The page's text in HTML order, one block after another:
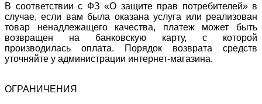
В соответствии с ФЗ «О защите прав потребителей» в
случае, если вам была оказана услуга или реализован
товар ненадлежащего качества, платеж может быть
возвращен на банковскую карту, с которой
производилась оплата. Порядок возврата средств
уточняйте у администрации интернет-магазина.
ОГРАНИЧЕНИЯ